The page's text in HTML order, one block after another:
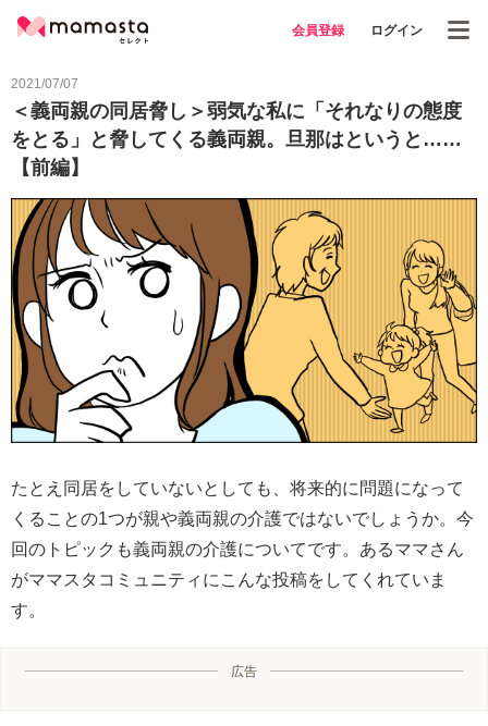
会員登録 ログイン
2021/07/07
＜義両親の同居脅し＞弱気な私に「それなりの態度
をとる」と脅してくる義両親。旦那はというと……
【前編】
たとえ同居をしていないとしても、将来的に問題になって
くることの1つが親や義両親の介護ではないでしょうか。今
回のトピックも義両親の介護についてです。あるママさん
がママスタコミュニティにこんな投稿をしてくれていま
す。
広告